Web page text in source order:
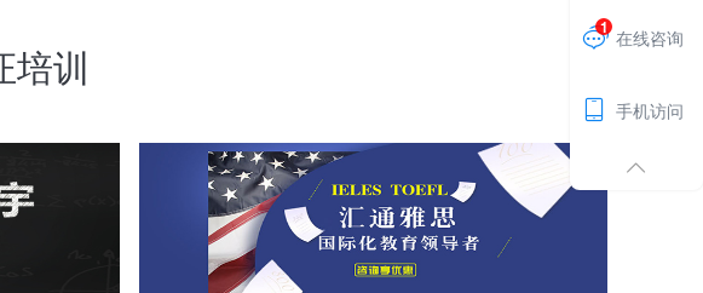
培训

1 在线咨询
 手机访问